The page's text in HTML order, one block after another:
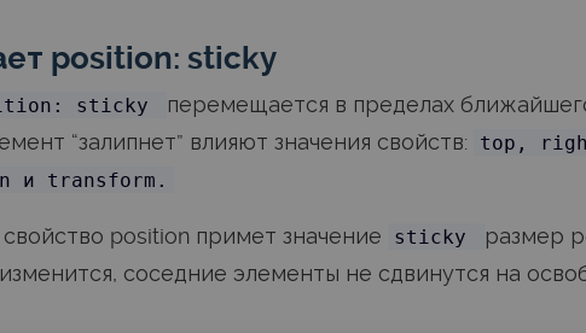
position: sticky
sticky
перемещается в пределах
“залипнет” влияют значения свойств:
top,
и transform.
position примет значение sticky
размер
соседние элементы не сдвинутся на